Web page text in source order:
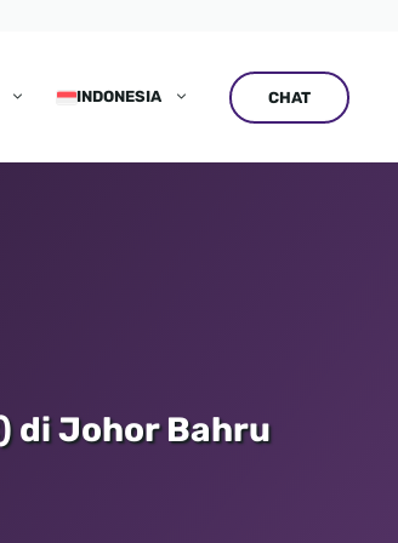
INDONESIA CHAT
di Johor Bahru